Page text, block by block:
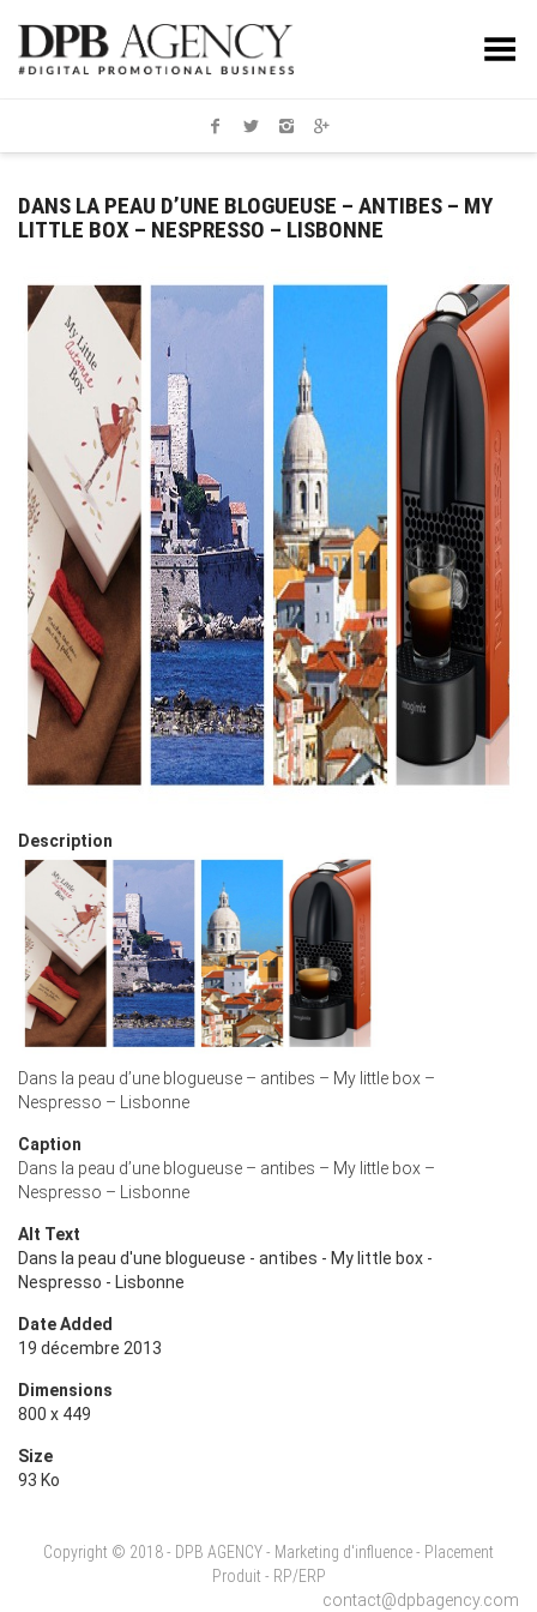
Toggle Menu
DANS LA PEAU D’UNE BLOGUEUSE – ANTIBES – MY
LITTLE BOX – NESPRESSO – LISBONNE
Description
Dans la peau d’une blogueuse – antibes – My little box –
Nespresso – Lisbonne
Caption
Dans la peau d’une blogueuse – antibes – My little box –
Nespresso – Lisbonne
Alt Text
Dans la peau d'une blogueuse - antibes - My little box -
Nespresso - Lisbonne
Date Added
19 décembre 2013
Dimensions
800 x 449
Size
93 Ko
Copyright © 2018 - DPB AGENCY - Marketing d'influence - Placement
Produit - RP/ERP
contact@dpbagency.com